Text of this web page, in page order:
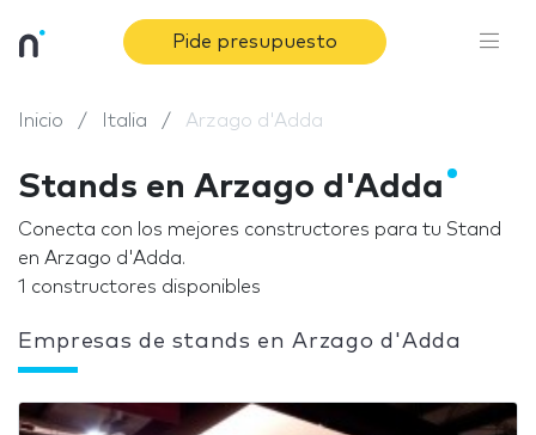
Pide presupuesto
Inicio Italia Arzago d'Adda
Stands en Arzago d'Adda
Conecta con los mejores constructores para tu Stand
en Arzago d'Adda.
1 constructores disponibles
Empresas de stands en Arzago d'Adda